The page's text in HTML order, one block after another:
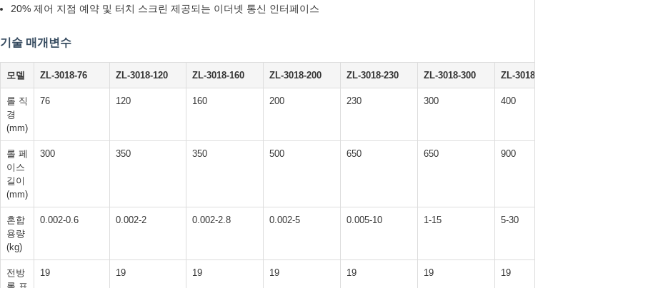
20% 제어 지점 예약 및 터치 스크린 제공되는 이더넷 통신 인터페이스
기술 매개변수
모델 ZL-3018-76 ZL-3018-120 ZL-3018-160 ZL-3018-200 ZL-3018-230 ZL-3018-300 ZL-3018-400
롤 직
경
(mm)
76 120 160 200 230 300 400
롤 페
이스
길이
(mm)
300 350 350 500 650 650 900
혼합
용량
(kg)
0.002-0.6 0.002-2 0.002-2.8 0.002-5 0.005-10 1-15 5-30
전방
19 19 19 19 19 19 19